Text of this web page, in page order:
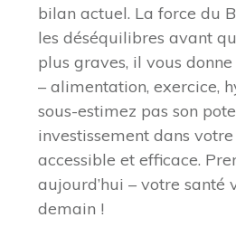
bilan actuel. La force du
les déséquilibres avant
plus graves, il vous
– alimentation, exercice,
sous-estimez pas son
investissement dans
accessible et efficace.
aujourd’hui – votre santé
demain !